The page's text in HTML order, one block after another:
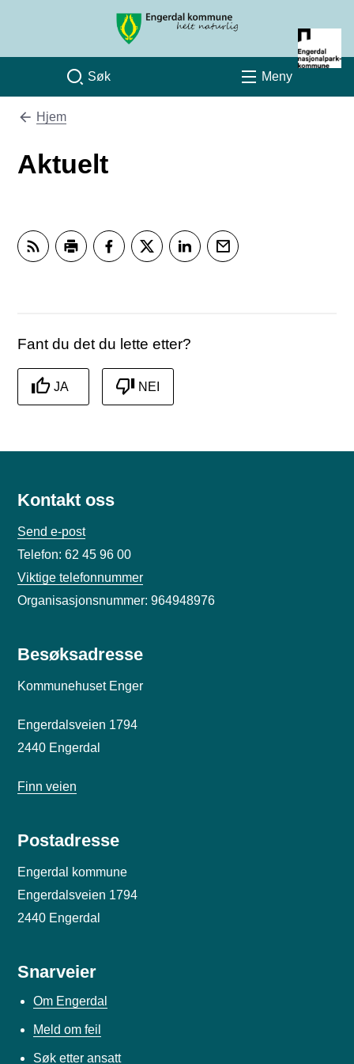
Engerdal kommune
Søk Meny
Du er her:
Hjem
Aktuelt
Fant du det du lette etter?
JA NEI
Kontakt oss
Send e-post
Telefon: 62 45 96 00
Viktige telefonnummer
Organisasjonsnummer: 964948976
Besøksadresse
Kommunehuset Enger
Engerdalsveien 1794
2440 Engerdal
Finn veien
Postadresse
Engerdal kommune
Engerdalsveien 1794
2440 Engerdal
Snarveier
Om Engerdal
Meld om feil
Søk etter ansatt